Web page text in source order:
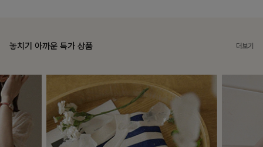
놓치기 아까운 특가 상품 더보기